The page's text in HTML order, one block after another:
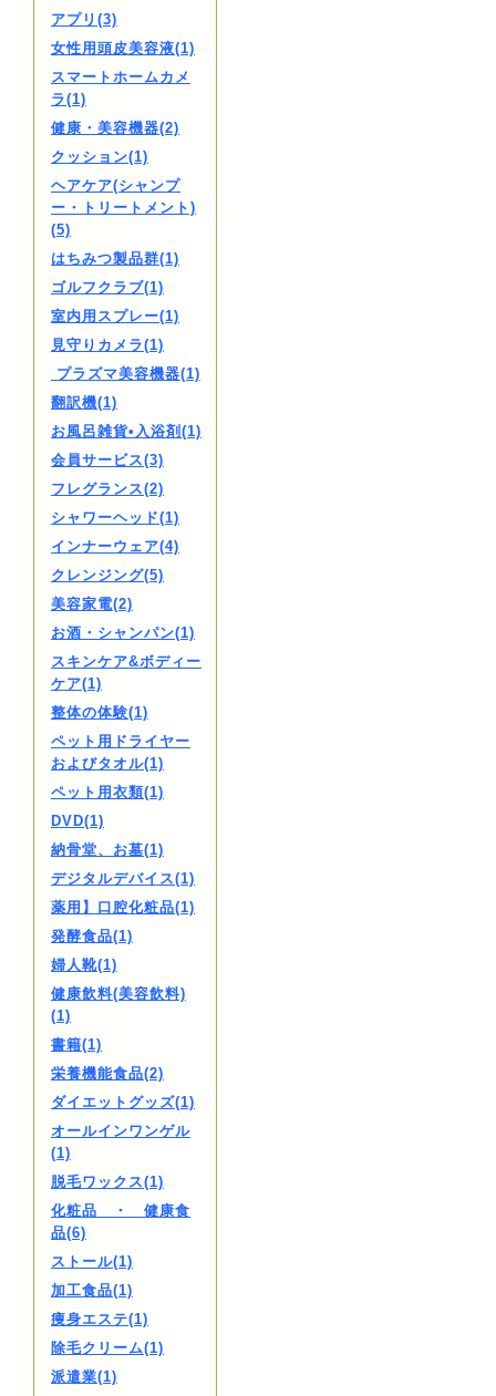
アプリ(3)
女性用頭皮美容液(1)
スマートホームカメ
ラ(1)
健康・美容機器(2)
クッション(1)
ヘアケア(シャンプ
ー・トリートメント)
(5)
はちみつ製品群(1)
ゴルフクラブ(1)
室内用スプレー(1)
見守りカメラ(1)
プラズマ美容機器(1)
翻訳機(1)
お風呂雑貨•入浴剤(1)
会員サービス(3)
フレグランス(2)
シャワーヘッド(1)
インナーウェア(4)
クレンジング(5)
美容家電(2)
お酒・シャンパン(1)
スキンケア&ボディー
ケア(1)
整体の体験(1)
ペット用ドライヤー
およびタオル(1)
ペット用衣類(1)
DVD(1)
納骨堂、お墓(1)
デジタルデバイス(1)
薬用】口腔化粧品(1)
発酵食品(1)
婦人靴(1)
健康飲料(美容飲料)
(1)
書籍(1)
栄養機能食品(2)
ダイエットグッズ(1)
オールインワンゲル
(1)
脱毛ワックス(1)
化粧品 ・ 健康食
品(6)
ストール(1)
加工食品(1)
痩身エステ(1)
除毛クリーム(1)
派遣業(1)